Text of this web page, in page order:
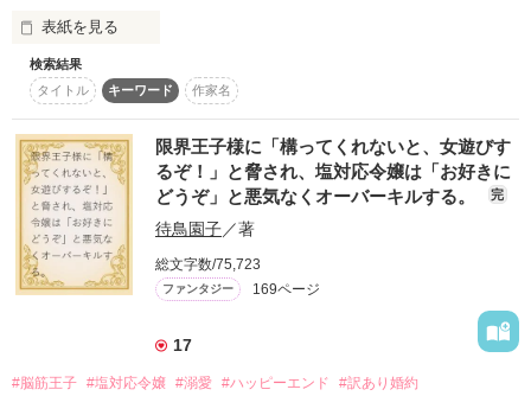
祝福のあとに残るのは、
選び直す勇気か、それとも——。
作品を読む
表紙を見る
ずっと許して来た彼氏の浮気
だけどもう嫌
我慢出来ない
検索結果
タイトル
キーワード 作家名
限界王子様に「構ってくれないと、女遊びす
るぞ！」と脅され、塩対応令嬢は「お好きに
どうぞ」と悪気なくオーバーキルする。
完
待鳥園子／著
総文字数/75,723
ファンタジー 169ページ
17
#脳筋王子 #塩対応令嬢 #溺愛 #ハッピーエンド
#訳あり婚約